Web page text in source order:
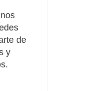
de
y